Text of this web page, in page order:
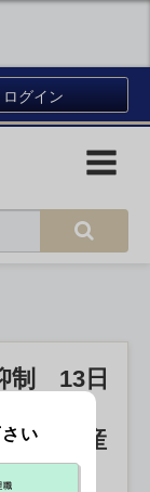
ログイン
制 13日
に 経産
い
職